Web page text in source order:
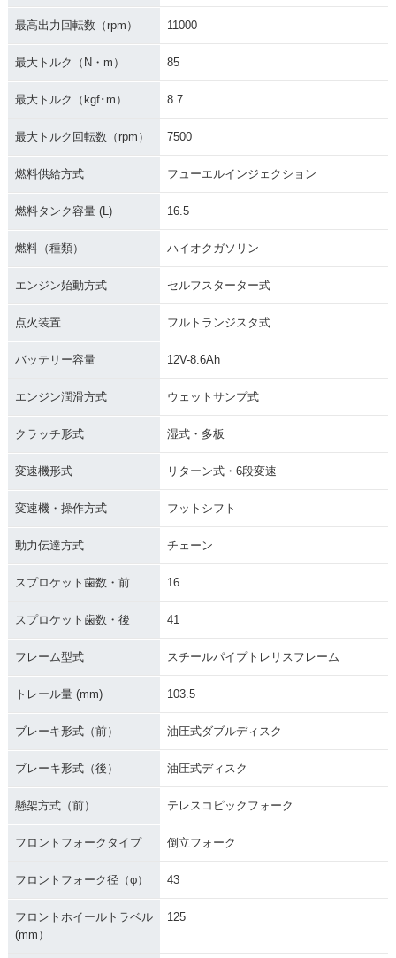
最高出力回転数（rpm） 11000
最大トルク（N・m） 85
最大トルク（kgf･m） 8.7
最大トルク回転数（rpm） 7500
燃料供給方式 フューエルインジェクション
燃料タンク容量 (L) 16.5
燃料（種類） ハイオクガソリン
エンジン始動方式 セルフスターター式
点火装置 フルトランジスタ式
バッテリー容量 12V-8.6Ah
エンジン潤滑方式 ウェットサンプ式
クラッチ形式 湿式・多板
変速機形式 リターン式・6段変速
変速機・操作方式 フットシフト
動力伝達方式 チェーン
スプロケット歯数・前 16
スプロケット歯数・後 41
フレーム型式 スチールパイプトレリスフレーム
トレール量 (mm) 103.5
ブレーキ形式（前） 油圧式ダブルディスク
ブレーキ形式（後） 油圧式ディスク
懸架方式（前） テレスコピックフォーク
フロントフォークタイプ 倒立フォーク
フロントフォーク径（φ） 43
フロントホイールトラベル
(mm）
125